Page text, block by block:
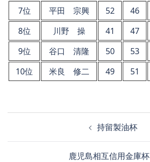
7位
平田 宗興 52 46
8位
川野 操 41 47
9位
谷口 清隆 50 53
10位
米良 修二 49 51
持留製油杯
鹿児島相互信用金庫杯